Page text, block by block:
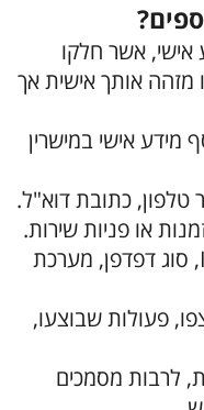
אישי, אשר חלקו
מזהה אותך אישית אך
מידע אישי במישרין
טלפון, כתובת דוא"ל.
או פניות שירות.
• נתוני שימוש טכניים - כתובת IP, סוג דפדפן, מערכת
פעולות שבוצעו,
לרבות מסמכים